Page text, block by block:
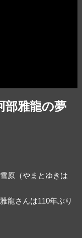
部雅龍の夢
原（やまとゆきは
龍さんは110年ぶり